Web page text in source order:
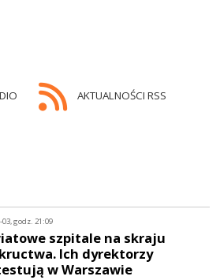
AKTUALNOŚCI RSS
03, godz. 21:09
szpitale na skraju
Ich dyrektorzy
w Warszawie